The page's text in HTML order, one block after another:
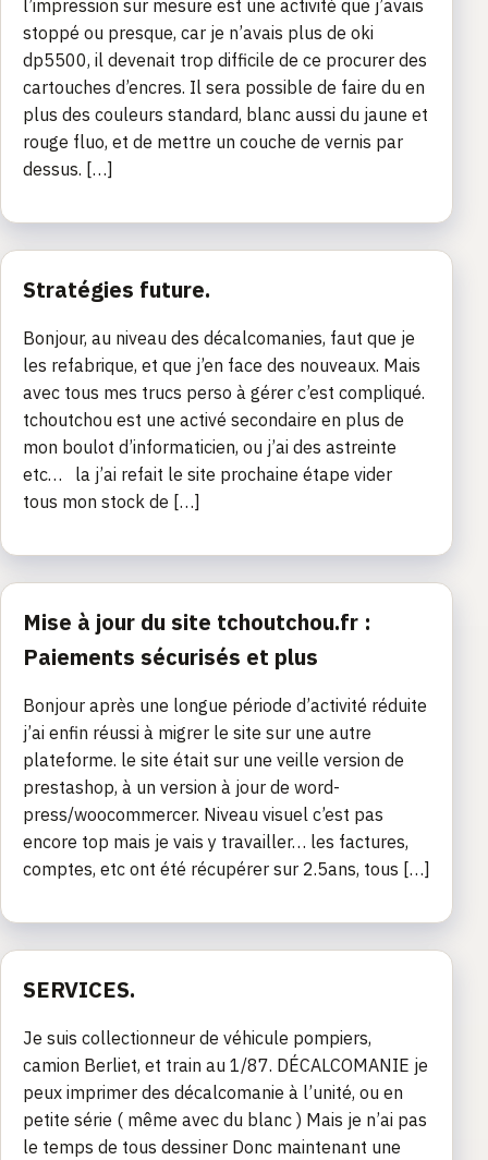
l’impression sur mesure est une activité que j’avais
stoppé ou presque, car je n’avais plus de oki
dp5500, il devenait trop difficile de ce procurer des
cartouches d’encres. Il sera possible de faire du en
plus des couleurs standard, blanc aussi du jaune et
rouge fluo, et de mettre un couche de vernis par
dessus. […]
Stratégies future.
Bonjour, au niveau des décalcomanies, faut que je
les refabrique, et que j’en face des nouveaux. Mais
avec tous mes trucs perso à gérer c’est compliqué.
tchoutchou est une activé secondaire en plus de
mon boulot d’informaticien, ou j’ai des astreinte
etc… la j’ai refait le site prochaine étape vider
tous mon stock de […]
Mise à jour du site tchoutchou.fr :
Paiements sécurisés et plus
Bonjour après une longue période d’activité réduite
j’ai enfin réussi à migrer le site sur une autre
plateforme. le site était sur une veille version de
prestashop, à un version à jour de word-
press/woocommercer. Niveau visuel c’est pas
encore top mais je vais y travailler… les factures,
comptes, etc ont été récupérer sur 2.5ans, tous […]
SERVICES.
Je suis collectionneur de véhicule pompiers,
camion Berliet, et train au 1/87. DÉCALCOMANIE je
peux imprimer des décalcomanie à l’unité, ou en
petite série ( même avec du blanc ) Mais je n’ai pas
le temps de tous dessiner Donc maintenant une